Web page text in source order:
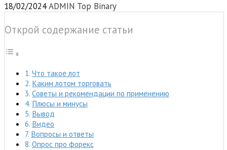
18/02/2024ADMIN Top Binary
Открой содержание статьи
Что такое лот
Каким лотом торговать
Советы и рекомендации по применению
Плюсы и минусы
Вывод
Видео
Вопросы и ответы
Опрос про форекс